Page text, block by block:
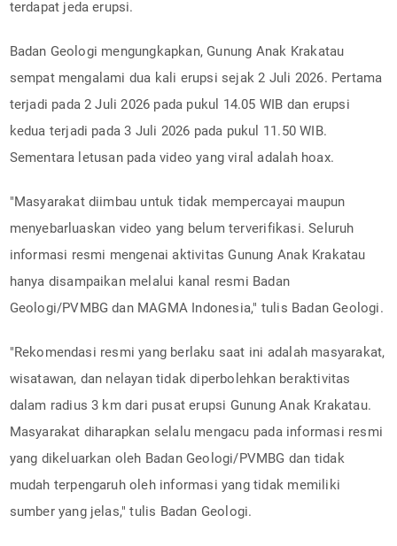
terdapat jeda erupsi.
Badan Geologi mengungkapkan, Gunung Anak Krakatau
sempat mengalami dua kali erupsi sejak 2 Juli 2026. Pertama
terjadi pada 2 Juli 2026 pada pukul 14.05 WIB dan erupsi
kedua terjadi pada 3 Juli 2026 pada pukul 11.50 WIB.
Sementara letusan pada video yang viral adalah hoax.
"Masyarakat diimbau untuk tidak mempercayai maupun
menyebarluaskan video yang belum terverifikasi. Seluruh
informasi resmi mengenai aktivitas Gunung Anak Krakatau
hanya disampaikan melalui kanal resmi Badan
Geologi/PVMBG dan MAGMA Indonesia," tulis Badan Geologi.
"Rekomendasi resmi yang berlaku saat ini adalah masyarakat,
wisatawan, dan nelayan tidak diperbolehkan beraktivitas
dalam radius 3 km dari pusat erupsi Gunung Anak Krakatau.
Masyarakat diharapkan selalu mengacu pada informasi resmi
yang dikeluarkan oleh Badan Geologi/PVMBG dan tidak
mudah terpengaruh oleh informasi yang tidak memiliki
sumber yang jelas," tulis Badan Geologi.